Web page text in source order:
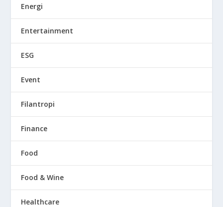
Energi
Entertainment
ESG
Event
Filantropi
Finance
Food
Food & Wine
Healthcare